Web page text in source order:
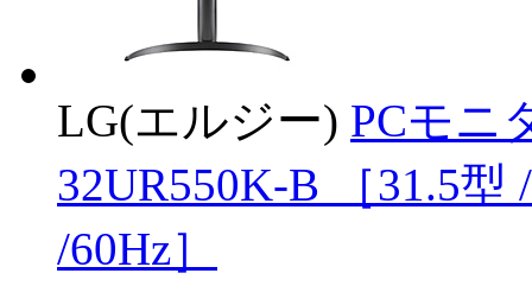
LG(エルジー) PCモニ
32UR550K-B ［31.5型
/60Hz］